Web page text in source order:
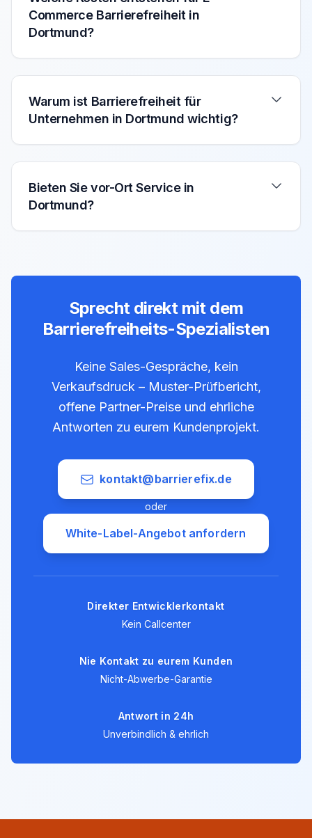
Commerce Barrierefreiheit in
Dortmund?
Warum ist Barrierefreiheit für
Unternehmen in Dortmund wichtig?
Bieten Sie vor-Ort Service in
Dortmund?
Sprecht direkt mit dem
Barrierefreiheits-Spezialisten
Keine Sales-Gespräche, kein
Verkaufsdruck – Muster-Prüfbericht,
offene Partner-Preise und ehrliche
Antworten zu eurem Kundenprojekt.
kontakt@barrierefix.de
oder
White-Label-Angebot anfordern
Direkter Entwicklerkontakt
Kein Callcenter
Nie Kontakt zu eurem Kunden
Nicht-Abwerbe-Garantie
Antwort in 24h
Unverbindlich & ehrlich